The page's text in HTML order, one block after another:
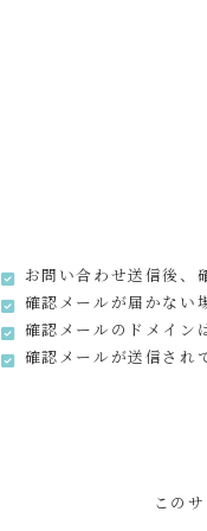
お問い合わせ送信後、
確認メールが届かない
確認メールのドメイ
確認メールが送信され
この